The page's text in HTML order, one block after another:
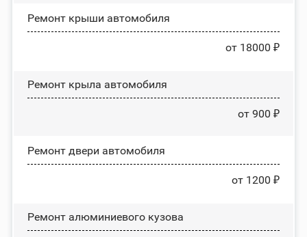
Ремонт крыши автомобиля
от 18000 ₽
Ремонт крыла автомобиля
от 900 ₽
Ремонт двери автомобиля
от 1200 ₽
Ремонт алюминиевого кузова